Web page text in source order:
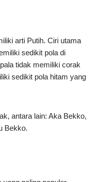
arti Putih. Ciri utama
sedikit pola di
tidak memiliki corak
sedikit pola hitam yang
antara lain: Aka Bekko,
Bekko.